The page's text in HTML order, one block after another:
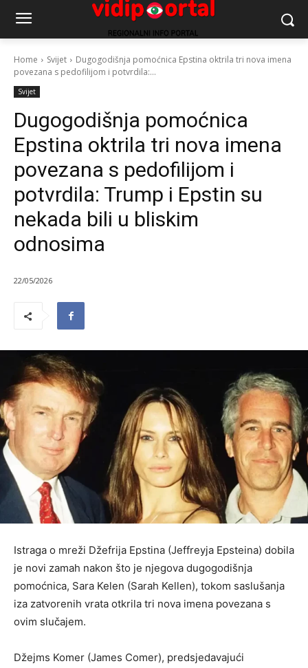
Home Svijet
Dugogodišnja pomoćnica Epstina oktrila tri nova imena
povezana s pedofilijom i potvrdila:...
Svijet
Dugogodišnja pomoćnica
Epstina oktrila tri nova imena
povezana s pedofilijom i
potvrdila: Trump i Epstin su
nekada bili u bliskim
odnosima
22/05/2026
Istraga o mreži Džefrija Epstina (Jeffreyja Epsteina) dobila
je novi zamah nakon što je njegova dugogodišnja
pomoćnica, Sara Kelen (Sarah Kellen), tokom saslušanja
iza zatvorenih vrata otkrila tri nova imena povezana s
ovim slučajem.
Džejms Komer (James Comer), predsjedavajući